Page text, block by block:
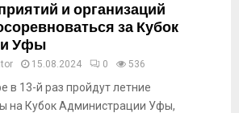
и организаций
за Кубок
Уфы
15.08.2024 0 536
в 13-й раз пройдут летние
на Кубок Администрации Уфы,